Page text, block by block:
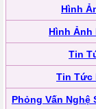
Hình
Hình Ảnh
Tin
Tin Tức
Phỏng Vấn Nghệ